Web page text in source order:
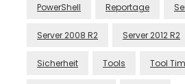
PowerShell Reportage
Server 2008 R2 Server 2012 R2
Sicherheit Tools Tool